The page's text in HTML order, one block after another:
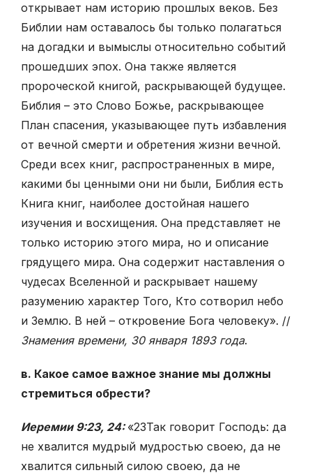
открывает нам историю прошлых веков. Без
Библии нам оставалось бы только полагаться
на догадки и вымыслы относительно событий
прошедших эпох. Она также является
пророческой книгой, раскрывающей будущее.
Библия – это Слово Божье, раскрывающее
План спасения, указывающее путь избавления
от вечной смерти и обретения жизни вечной.
Среди всех книг, распространенных в мире,
какими бы ценными они ни были, Библия есть
Книга книг, наиболее достойная нашего
изучения и восхищения. Она представляет не
только историю этого мира, но и описание
грядущего мира. Она содержит наставления о
чудесах Вселенной и раскрывает нашему
разумению характер Того, Кто сотворил небо
и Землю. В ней – откровение Бога человеку». //
Знамения времени, 30 января 1893 года.
в. Какое самое важное знание мы должны
стремиться обрести?
Иеремии 9:23, 24:«23Так говорит Господь: да
не хвалится мудрый мудростью своею, да не
хвалится сильный силою своею, да не